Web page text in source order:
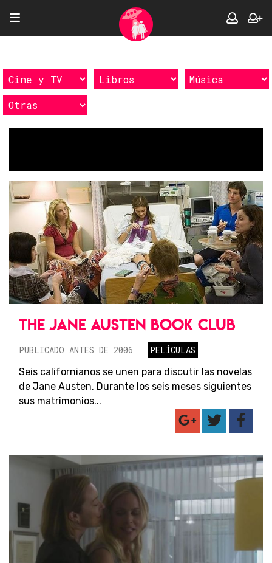
THE JANE AUSTEN BOOK CLUB
PUBLICADO ANTES DE 2006
PELÍCULAS
Seis californianos se unen para discutir las novelas
de Jane Austen. Durante los seis meses siguientes
sus matrimonios...